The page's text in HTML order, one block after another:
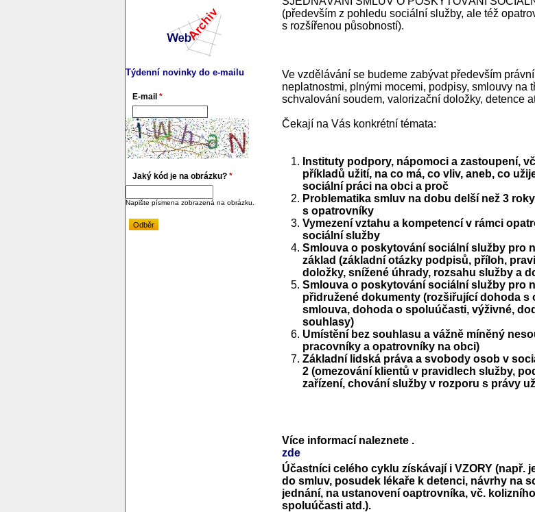
(především z pohledu sociální služby, ale též
s rozšířenou působností).
Ve vzdělávání se budeme zabývat především
neplatnostmi, plnými mocemi, podpisy, smlouvy na
schvalování soudem, valorizační doložky, detence
Čekají na Vás konkrétní témata:
Instituty podpory, nápomoci a zastoupení,
příkladů užití, na co má, co vliv, aneb, co
sociální práci na obci a proč
Problematika smluv na dobu delší než 3
s opatrovníky
Vymezení vztahu a kompetencí v rámci
sociální služby
Smlouva o poskytování sociální služby pro
základ (základní otázky podpisů, příloh,
doložky, snížené úhrady, rozsahu služby a
Smlouva o poskytování sociální služby pro
přidružené dokumenty (rozšiřující dohoda s
smlouva, dohoda o spoluúčasti, výživné,
souhlasy)
Umístění bez souhlasu a vážně míněný
pracovníky a opatrovníky na obci)
Základní lidská práva a svobody osob v
2 (omezování klientů v pravidlech služby,
zařízení, chování služby v rozporu s právy
Více informací naleznete
zde
.
Účastníci celého cyklu získávají i VZORY (např.
do smluv, posudek lékaře k detenci, návrhy na
jednání, na ustanovení oaptrovníka, vč.
spoluúčasti atd.).
Týdenní novinky do e-mailu
E-mail *
Jaký kód je na obrázku? *
Napište písmena zobrazená na obrázku.